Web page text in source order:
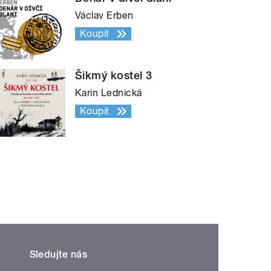
Václav Erben
Koupit
Šikmý kostel 3
Karin Lednická
Koupit
Sledujte nás